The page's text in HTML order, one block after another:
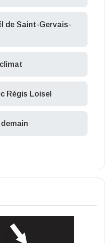
de Saint-Gervais-
Régis Loisel
demain